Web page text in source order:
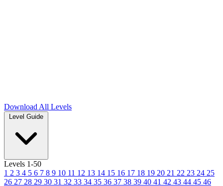
Download All Levels
Level Guide
Levels 1-50
1 2 3 4 5 6 7 8 9 10 11 12 13 14 15 16 17 18 19 20 21 22 23 24 25
26 27 28 29 30 31 32 33 34 35 36 37 38 39 40 41 42 43 44 45 46